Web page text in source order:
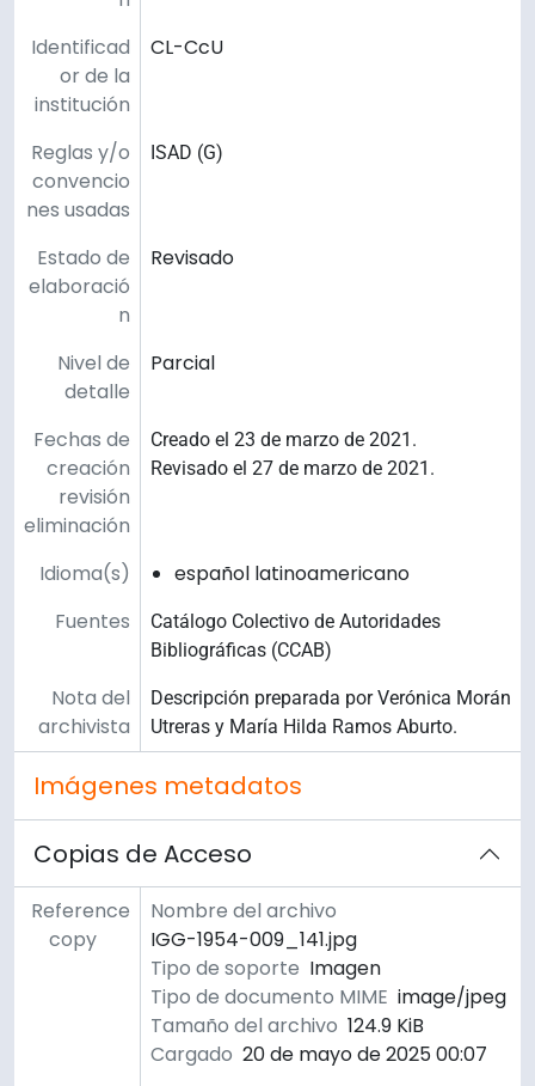
Identificad
or de la
institución
CL-CcU
Reglas y/o
convencio
nes usadas
ISAD (G)
Estado de
elaboració
n
Revisado
Nivel de
detalle
Parcial
Fechas de
creación
revisión
eliminación
Creado el 23 de marzo de 2021.
Revisado el 27 de marzo de 2021.
Idioma(s)
español latinoamericano
Fuentes
Catálogo Colectivo de Autoridades
Bibliográficas (CCAB)
Nota del
archivista
Descripción preparada por Verónica Morán
Utreras y María Hilda Ramos Aburto.
Imágenes metadatos
Copias de Acceso
Reference
copy
Nombre del archivo
IGG-1954-009_141.jpg
Tipo de soporte Imagen
Tipo de documento MIME image/jpeg
Tamaño del archivo 124.9 KiB
Cargado 20 de mayo de 2025 00:07